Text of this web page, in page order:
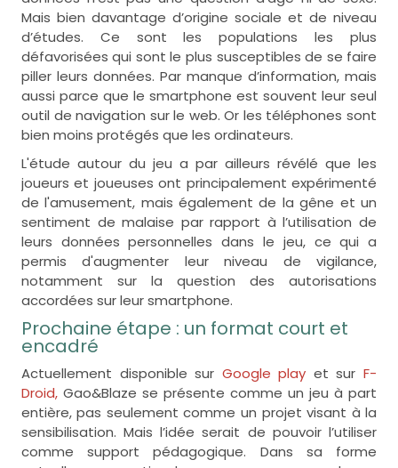
Mais bien davantage d’origine sociale et de niveau
d’études. Ce sont les populations les plus
défavorisées qui sont le plus susceptibles de se faire
piller leurs données. Par manque d’information, mais
aussi parce que le smartphone est souvent leur seul
outil de navigation sur le web. Or les téléphones sont
bien moins protégés que les ordinateurs.
L'étude autour du jeu a par ailleurs révélé que les
joueurs et joueuses ont principalement expérimenté
de l'amusement, mais également de la gêne et un
sentiment de malaise par rapport à l’utilisation de
leurs données personnelles dans le jeu, ce qui a
permis d'augmenter leur niveau de vigilance,
notamment sur la question des autorisations
accordées sur leur smartphone.
Prochaine étape : un format court et
encadré
Actuellement disponible sur Google play et surF-
Droid,Gao&Blaze se présente comme un jeu à part
entière, pas seulement comme un projet visant à la
sensibilisation. Mais l’idée serait de pouvoir l’utiliser
comme support pédagogique. Dans sa forme